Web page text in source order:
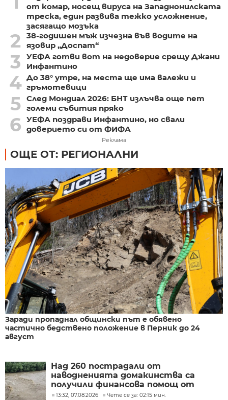
от комар, носещ вируса на Западнонилската
треска, един развива тежко усложнение,
засягащо мозъка
2
38-годишен мъж изчезна във водите на
язовир „Доспат“
3
УЕФА готви вот на недоверие срещу Джани
Инфантино
4 До 38° утре, на места ще има валежи и
гръмотевици
5 След Мондиал 2026: БНТ излъчва още пет
големи събития пряко
6 УЕФА поздрави Инфантино, но свали
доверието си от ФИФА
Реклама
ОЩЕ ОТ: РЕГИОНАЛНИ
Заради пропаднал общински път е обявено
частично бедствено положение в Перник до 24
август
Над 260 пострадали от
наводненията домакинства са
получили финансова помощ от
социалното министерство
13:32, 07.08.2026 Чете се за: 02:15 мин.